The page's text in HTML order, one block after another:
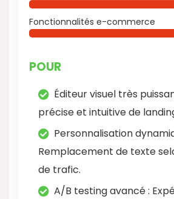
Fonctionnalités e-commerce
POUR
Éditeur visuel très
précise et intuitive de
Personnalisation
Remplacement de texte
de trafic.
A/B testing avancé :